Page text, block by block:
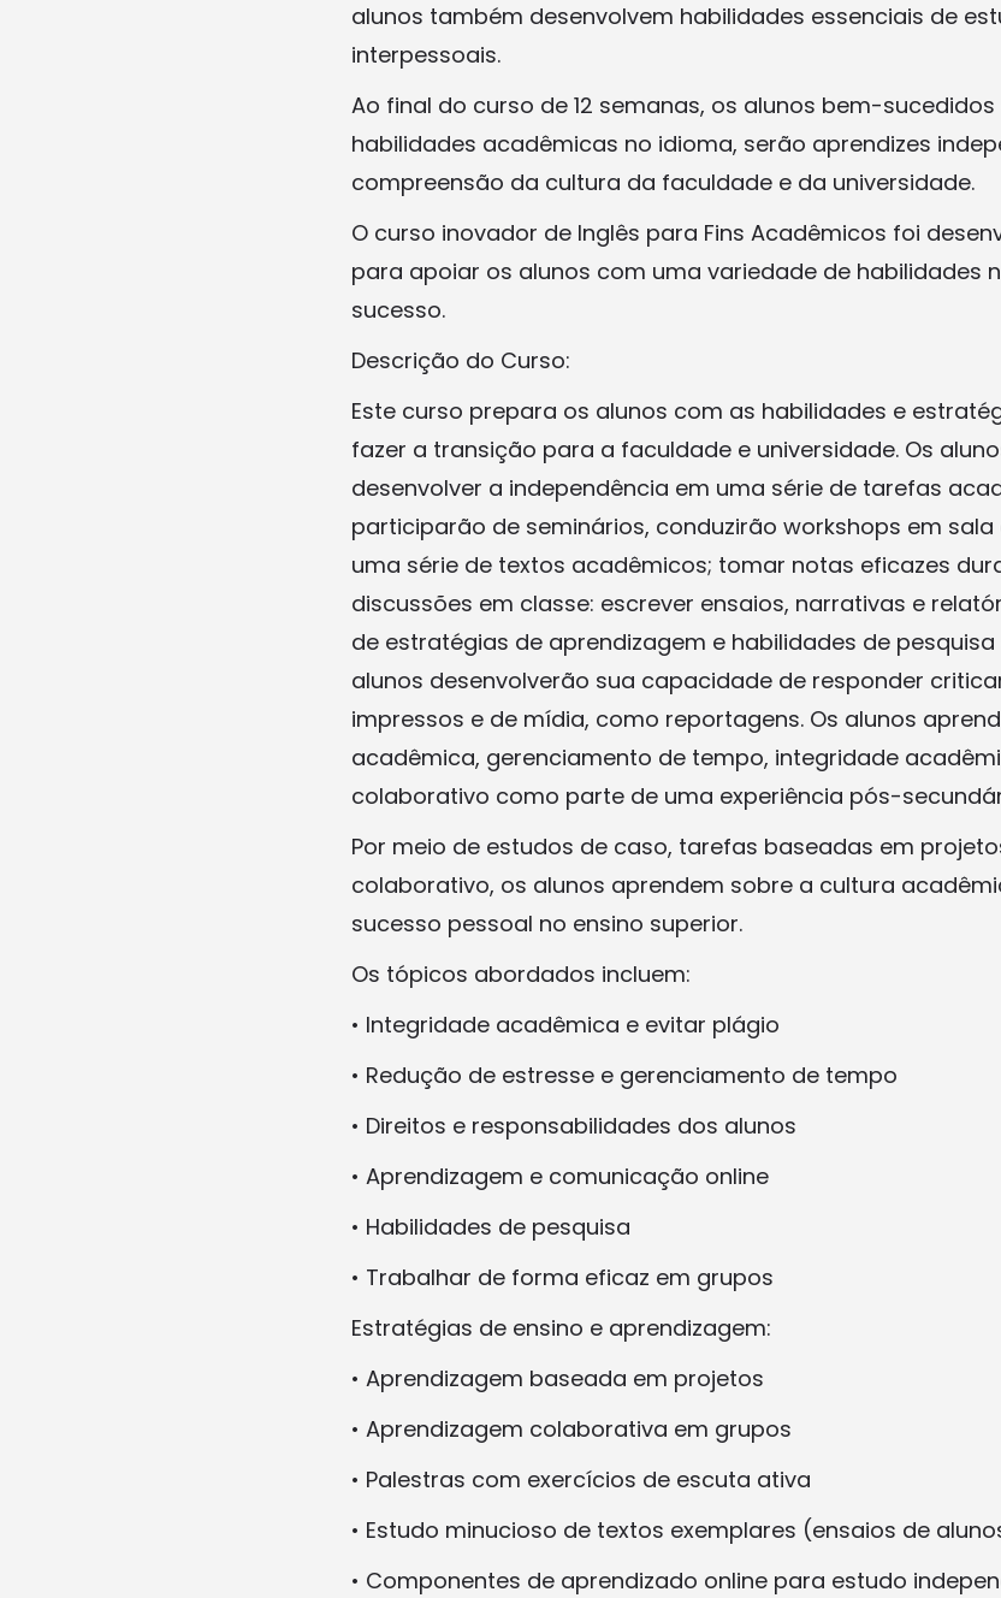
alunos também desenvolvem habilidades essenciais de
interpessoais.
Ao final do curso de 12 semanas, os alunos bem-
habilidades acadêmicas no idioma, serão aprendizes
compreensão da cultura da faculdade e da universidade.
O curso inovador de Inglês para Fins Acadêmicos foi
para apoiar os alunos com uma variedade de habilidades
sucesso.
Descrição do Curso:
Este curso prepara os alunos com as habilidades e
fazer a transição para a faculdade e universidade. Os
desenvolver a independência em uma série de tarefas
participarão de seminários, conduzirão workshops em
uma série de textos acadêmicos; tomar notas eficazes
discussões em classe: escrever ensaios, narrativas e
de estratégias de aprendizagem e habilidades de
alunos desenvolverão sua capacidade de responder
impressos e de mídia, como reportagens. Os alunos
acadêmica, gerenciamento de tempo, integridade
colaborativo como parte de uma experiência pós-
Por meio de estudos de caso, tarefas baseadas em
colaborativo, os alunos aprendem sobre a cultura
sucesso pessoal no ensino superior.
Os tópicos abordados incluem:
• Integridade acadêmica e evitar plágio
• Redução de estresse e gerenciamento de tempo
• Direitos e responsabilidades dos alunos
• Aprendizagem e comunicação online
• Habilidades de pesquisa
• Trabalhar de forma eficaz em grupos
Estratégias de ensino e aprendizagem:
• Aprendizagem baseada em projetos
• Aprendizagem colaborativa em grupos
• Palestras com exercícios de escuta ativa
• Estudo minucioso de textos exemplares (ensaios de
• Componentes de aprendizado online para estudo